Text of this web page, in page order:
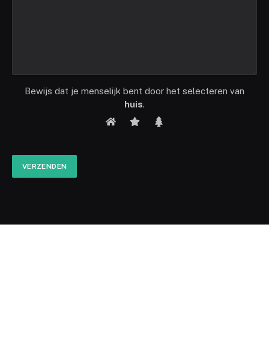
Bewijs dat je menselijk bent door het selecteren van
huis.